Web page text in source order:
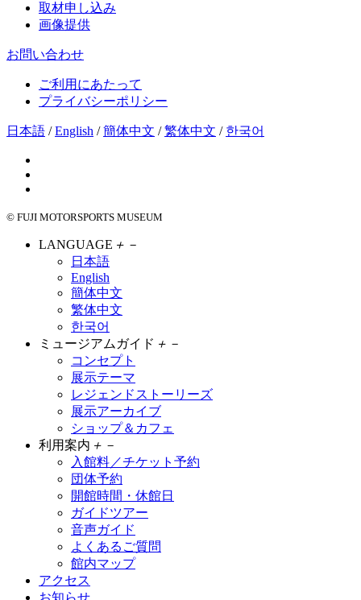
取材申し込み
画像提供
お問い合わせ
ご利用にあたって
プライバシーポリシー
日本語 /English /簡体中文 /繁体中文 / 한국어
© FUJI MOTORSPORTS MUSEUM
LANGUAGE ＋ －
日本語
English
簡体中文
繁体中文
한국어
ミュージアムガイド ＋ －
コンセプト
展示テーマ
レジェンドストーリーズ
展示アーカイブ
ショップ＆カフェ
利用案内 ＋ －
入館料／チケット予約
団体予約
開館時間・休館日
ガイドツアー
音声ガイド
よくあるご質問
館内マップ
アクセス